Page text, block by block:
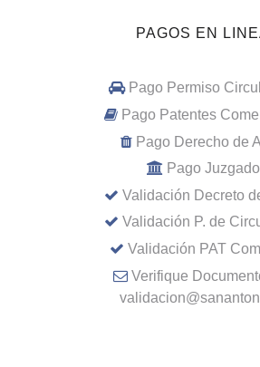
PAGOS EN
Pago Permiso
Pago Patentes
Pago Derecho de
Pago Juzgado
Validación Decreto
Validación P. de
Validación PAT
Verifique